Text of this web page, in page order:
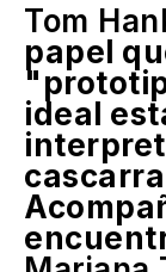
Tom
papel
ideal